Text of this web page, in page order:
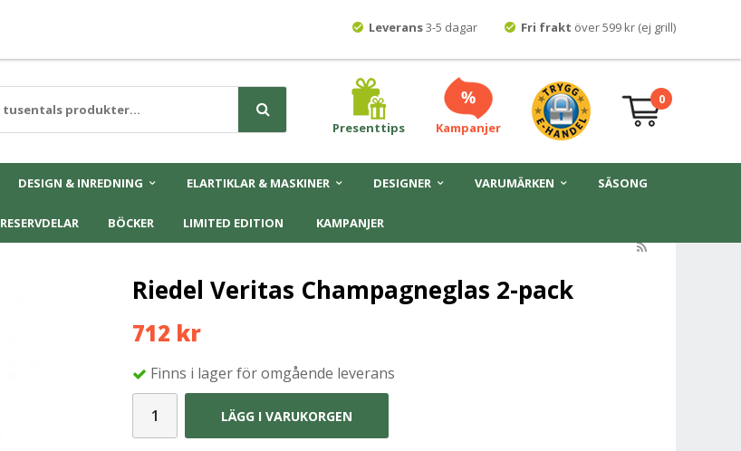
Leverans3-5 dagar Fri frakt över 599 kr (ej grill)
Presenttips Kampanjer
0
DESIGN & INREDNING ELARTIKLAR & MASKINER DESIGNER VARUMÄRKEN SÄSONG
RESERVDELAR BÖCKER LIMITED EDITION
KAMPANJER
Riedel Veritas Champagneglas 2-pack
712 kr
Finns i lager för omgående leverans
LÄGG I VARUKORGEN